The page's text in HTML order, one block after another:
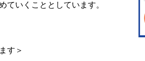
ていくこととしています。
す＞